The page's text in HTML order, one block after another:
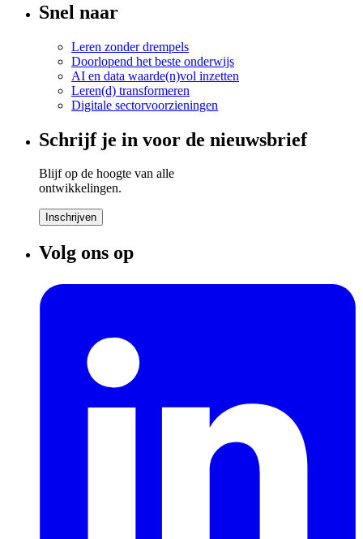
Snel naar
Leren zonder drempels
Doorlopend het beste onderwijs
AI en data waarde(n)vol inzetten
Leren(d) transformeren
Digitale sectorvoorzieningen
Schrijf je in voor de nieuwsbrief
Blijf op de hoogte van alle
ontwikkelingen.
Inschrijven
Volg ons op